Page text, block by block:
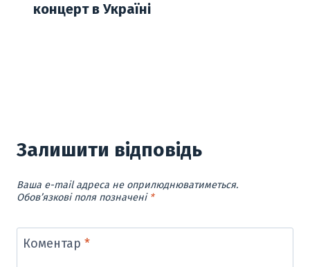
концерт в Україні
Залишити відповідь
Ваша e-mail адреса не оприлюднюватиметься.
Обов’язкові поля позначені *
Коментар *